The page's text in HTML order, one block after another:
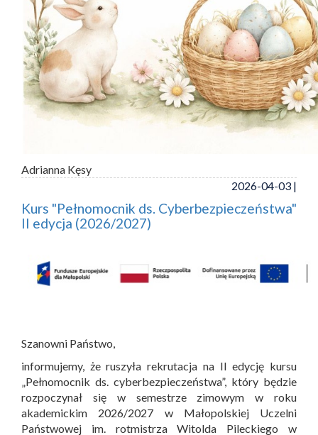
Adrianna Kęsy
2026-04-03 |
Kurs "Pełnomocnik ds. Cyberbezpieczeństwa"
II edycja (2026/2027)
Szanowni Państwo,
informujemy, że ruszyła rekrutacja na II edycję kursu
„Pełnomocnik ds. cyberbezpieczeństwa”, który będzie
rozpoczynał się w semestrze zimowym w roku
akademickim 2026/2027 w Małopolskiej Uczelni
Państwowej im. rotmistrza Witolda Pileckiego w